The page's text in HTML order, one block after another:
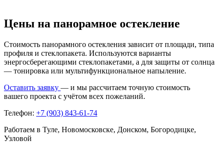
Цены на панорамное остекление
Стоимость панорамного остекления зависит от площади, типа
профиля и стеклопакета. Используются варианты
энергосберегающими стеклопакетами, а для защиты от солнца
— тонировка или мультифункциональное напыление.
Оставить заявку — и мы рассчитаем точную стоимость
вашего проекта с учётом всех пожеланий.
Телефон: +7 (903) 843-61-74
Работаем в Туле, Новомосковске, Донском, Богородицке,
Узловой